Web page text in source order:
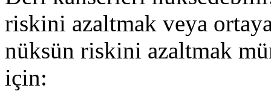
riskini azaltmak veya
nüksün riskini azaltmak
için: